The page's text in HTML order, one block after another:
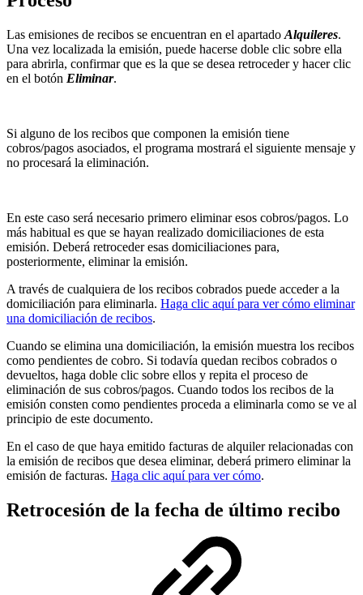
Las emisiones de recibos se encuentran en el apartado Alquileres.
Una vez localizada la emisión, puede hacerse doble clic sobre ella
para abrirla, confirmar que es la que se desea retroceder y hacer clic
en el botón Eliminar.
Si alguno de los recibos que componen la emisión tiene
cobros/pagos asociados, el programa mostrará el siguiente mensaje y
no procesará la eliminación.
En este caso será necesario primero eliminar esos cobros/pagos. Lo
más habitual es que se hayan realizado domiciliaciones de esta
emisión. Deberá retroceder esas domiciliaciones para,
posteriormente, eliminar la emisión.
A través de cualquiera de los recibos cobrados puede acceder a la
domiciliación para eliminarla. Haga clic aquí para ver cómo eliminar
una domiciliación de recibos.
Cuando se elimina una domiciliación, la emisión muestra los recibos
como pendientes de cobro. Si todavía quedan recibos cobrados o
devueltos, haga doble clic sobre ellos y repita el proceso de
eliminación de sus cobros/pagos. Cuando todos los recibos de la
emisión consten como pendientes proceda a eliminarla como se ve al
principio de este documento.
En el caso de que haya emitido facturas de alquiler relacionadas con
la emisión de recibos que desea eliminar, deberá primero eliminar la
emisión de facturas. Haga clic aquí para ver cómo.
Retrocesión de la fecha de último recibo